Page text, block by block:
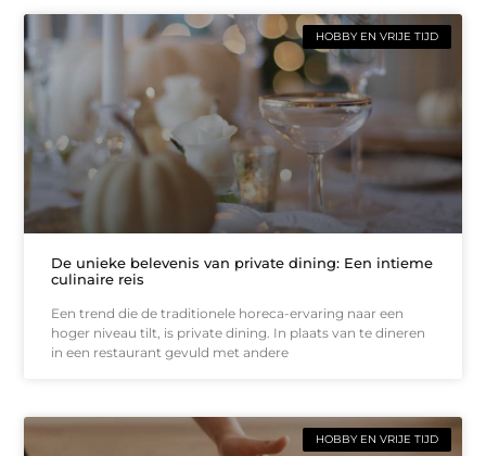
HOBBY EN VRIJE TIJD
De unieke belevenis van private dining: Een intieme
culinaire reis
Een trend die de traditionele horeca-ervaring naar een
hoger niveau tilt, is private dining. In plaats van te dineren
in een restaurant gevuld met andere
HOBBY EN VRIJE TIJD